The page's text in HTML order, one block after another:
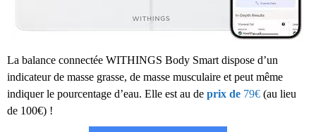
La balance connectée WITHINGS Body Smart dispose d’un
indicateur de masse grasse, de masse musculaire et peut même
indiquer le pourcentage d’eau. Elle est au de prix de 79€ (au lieu
de 100€) !